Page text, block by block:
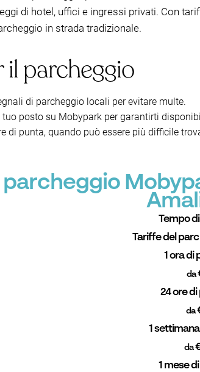
di hotel, uffici e ingressi privati. Con
in strada tradizionale.
il parcheggio
di parcheggio locali per evitare multe.
posto su Mobypark per garantirti
di punta, quando può essere più difficile
Tempo
Tariffe del
1 ora di
da
24 ore
da
1
da
1 mese